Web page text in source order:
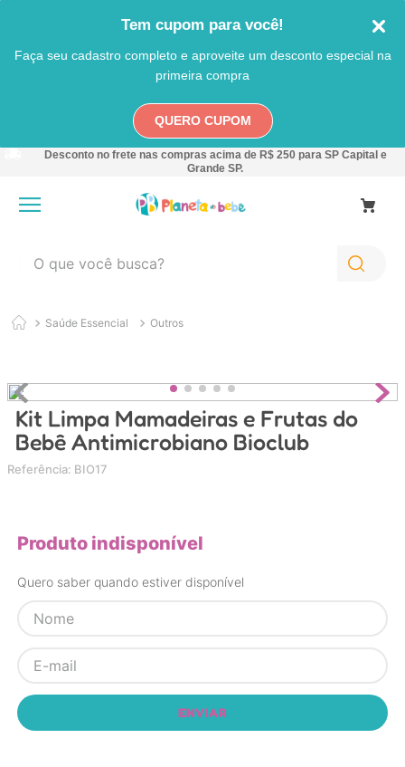
Tem cupom para você!
Faça seu cadastro completo e aproveite um desconto especial na
primeira compra
QUERO CUPOM
Desconto no frete nas compras acima de R$ 250 para SP Capital e
Grande SP.
Saúde Essencial Outros
Kit Limpa Mamadeiras e Frutas do
Bebê Antimicrobiano Bioclub
Referência: BIO17
Produto indisponível
Quero saber quando estiver disponível
ENVIAR
1 º
carro
4
carrinho
5º
chupeta
8º
mamadeira
9º
brinquedo banho
10º brinquedo